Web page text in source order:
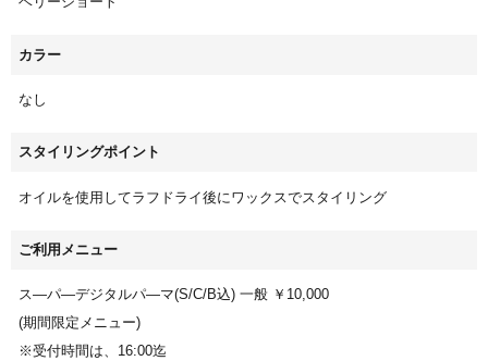
カラー
なし
スタイリングポイント
オイルを使用してラフドライ後にワックスでスタイリング
ご利用メニュー
ス—パ—デジタルパ—マ(S/C/B込) 一般 ￥10,000
(期間限定メニュー)
※受付時間は、16:00迄